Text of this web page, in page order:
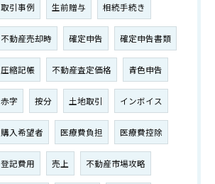
取引事例 生前贈与 相続手続き
不動産売却時 確定申告 確定申告書類
圧縮記帳 不動産査定価格 青色申告
赤字 按分 土地取引 インボイス
購入希望者 医療費負担 医療費控除
登記費用 売上 不動産市場攻略